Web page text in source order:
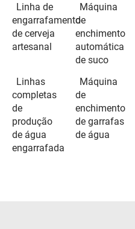
Linha de
engarrafamento
de cerveja
artesanal
Máquina
de
enchimento
automática
de suco
Linhas
completas
de
produção
de água
engarrafada
Máquina
de
enchimento
de garrafas
de água